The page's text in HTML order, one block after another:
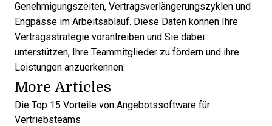
Genehmigungszeiten, Vertragsverlängerungszyklen und
Engpässe im Arbeitsablauf. Diese Daten können Ihre
Vertragsstrategie vorantreiben und Sie dabei
unterstützen, Ihre Teammitglieder zu fördern und ihre
Leistungen anzuerkennen.
More Articles
Die Top 15 Vorteile von Angebotssoftware für
Vertriebsteams